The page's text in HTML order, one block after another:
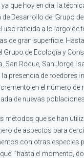
que hoy en día, la
Desarrollo del Grupo
raticida a lo largo
de gran superficie.
de Ecología y
San Roque, San Jorge,
presencia de roedores
en el número
de nuevas
que se han
de aspectos para
con otras
“hasta el momento,